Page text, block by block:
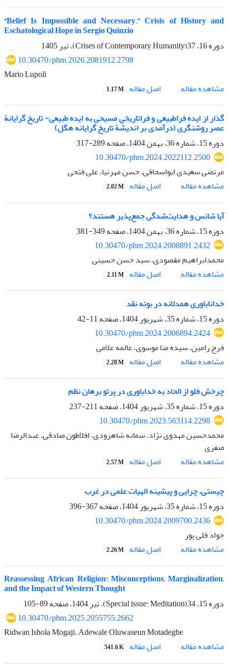
“Belief Is Impossible and Necessary.” Crisis of History and
Eschatological Hope in Sergio Quinzio
دوره 16، 37(Crises of Contemporary Humanity)، تیر 1405
10.30470/phm.2026.2081912.2798
Mario Lupoli
مشاهده مقاله
اصل مقاله 1.17 M
گذار از ایده فراطبیعی و فراتاریخیِ مسیحی به ایده طبیعی- تاریخ گرایانة
عصر روشنگری (درآمدی بر اندیشة تاریخ گرایانه هگل)
دوره 15، شماره 36، بهمن 1404، صفحه
289-317
10.30470/phm.2024.2022112.2500
مرتضی سعیدی ابواسحاقی، حسن مهرنیا، علی فتحی
مشاهده مقاله
اصل مقاله 2.02 M
آیا شانس و هدایت‌شدگی جمع‌پذیر هستند؟
دوره 15، شماره 36، بهمن 1404، صفحه
349-381
10.30470/phm.2024.2008891.2432
محمدابراهیم مقصودی، سید حسن حسینی
مشاهده مقاله
اصل مقاله 2.11 M
خداناباوری همدلانه در بوته نقد
دوره 15، شماره 35، شهریور 1404، صفحه
11-42
10.30470/phm.2024.2006894.2424
فرح رامین، سیده منا موسوی، عالمه علامی
مشاهده مقاله
اصل مقاله 2.28 M
چرخش فلو از الحاد به خداباوری در پرتو برهان نظم
دوره 15، شماره 35، شهریور 1404، صفحه
211-237
10.30470/phm.2023.563114.2298
محمدحسین مهدوی نژاد، سمانه شاهرودی، افلاطون صادقی، عبدالرضا
صفری
مشاهده مقاله
اصل مقاله 2.57 M
چیستی، چرایی و پیشینه الهیات علمی در غرب
دوره 15، شماره 35، شهریور 1404، صفحه
367-396
10.30470/phm.2024.2009700.2436
جواد قلی پور
مشاهده مقاله
اصل مقاله 2.26 M
Reassessing African Religion: Misconceptions, Marginalization,
and the Impact of Western Thought
دوره 15، 34(Special issue: Meditation)، تیر 1404، صفحه
89-105
10.30470/phm.2025.2055755.2662
Ridwan Ishola Mogaji، Adewale Oluwaseun Motadegbe
مشاهده مقاله
اصل مقاله 541.6 K